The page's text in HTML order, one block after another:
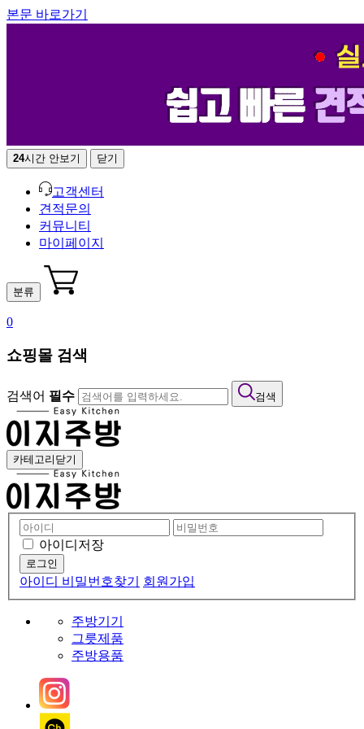
본문 바로가기
24시간 안보기 닫기
고객센터
견적문의
커뮤니티
마이페이지
분류
0
쇼핑몰 검색
검색어 필수 검색
카테고리닫기
아이디저장
아이디 비밀번호찾기 회원가입
주방기기
그릇제품
주방용품